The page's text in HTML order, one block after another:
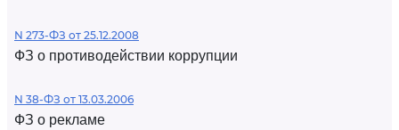
N 273-ФЗ от 25.12.2008
ФЗ о противодействии коррупции
N 38-ФЗ от 13.03.2006
ФЗ о рекламе